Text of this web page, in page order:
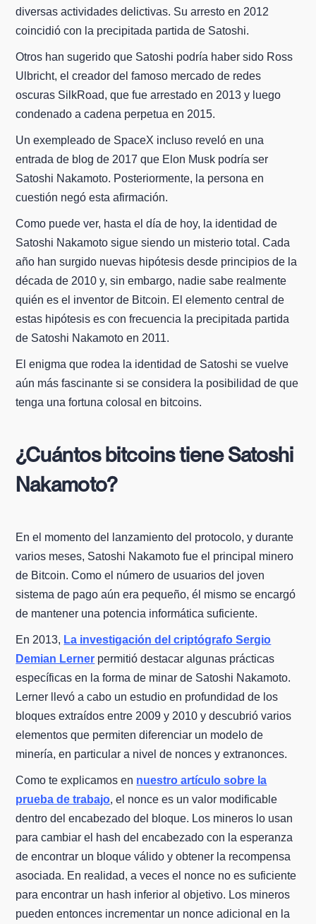
diversas actividades delictivas. Su arresto en 2012
coincidió con la precipitada partida de Satoshi.
Otros han sugerido que Satoshi podría haber sido Ross
Ulbricht, el creador del famoso mercado de redes
oscuras SilkRoad, que fue arrestado en 2013 y luego
condenado a cadena perpetua en 2015.
Un exempleado de SpaceX incluso reveló en una
entrada de blog de 2017 que Elon Musk podría ser
Satoshi Nakamoto. Posteriormente, la persona en
cuestión negó esta afirmación.
Como puede ver, hasta el día de hoy, la identidad de
Satoshi Nakamoto sigue siendo un misterio total. Cada
año han surgido nuevas hipótesis desde principios de la
década de 2010 y, sin embargo, nadie sabe realmente
quién es el inventor de Bitcoin. El elemento central de
estas hipótesis es con frecuencia la precipitada partida
de Satoshi Nakamoto en 2011.
El enigma que rodea la identidad de Satoshi se vuelve
aún más fascinante si se considera la posibilidad de que
tenga una fortuna colosal en bitcoins.
¿Cuántos bitcoins tiene Satoshi
Nakamoto?
En el momento del lanzamiento del protocolo, y durante
varios meses, Satoshi Nakamoto fue el principal minero
de Bitcoin. Como el número de usuarios del joven
sistema de pago aún era pequeño, él mismo se encargó
de mantener una potencia informática suficiente.
En 2013, La investigación del criptógrafo Sergio
Demian Lerner permitió destacar algunas prácticas
específicas en la forma de minar de Satoshi Nakamoto.
Lerner llevó a cabo un estudio en profundidad de los
bloques extraídos entre 2009 y 2010 y descubrió varios
elementos que permiten diferenciar un modelo de
minería, en particular a nivel de nonces y extranonces.
Como te explicamos en nuestro artículo sobre la
prueba de trabajo, el nonce es un valor modificable
dentro del encabezado del bloque. Los mineros lo usan
para cambiar el hash del encabezado con la esperanza
de encontrar un bloque válido y obtener la recompensa
asociada. En realidad, a veces el nonce no es suficiente
para encontrar un hash inferior al objetivo. Los mineros
pueden entonces incrementar un nonce adicional en la